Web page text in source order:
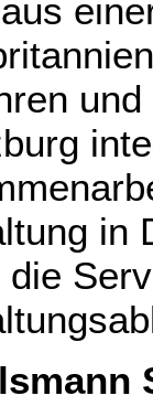
in
die